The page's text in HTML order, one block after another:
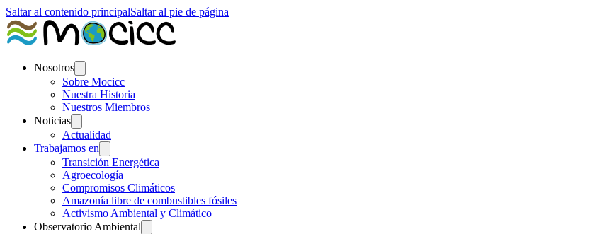
Saltar al contenido principalSaltar al pie de página
Nosotros
Sobre Mocicc
Nuestra Historia
Nuestros Miembros
Noticias
Actualidad
Trabajamos en
Transición Energética
Agroecología
Compromisos Climáticos
Amazonía libre de combustibles fósiles
Activismo Ambiental y Climático
Observatorio Ambiental